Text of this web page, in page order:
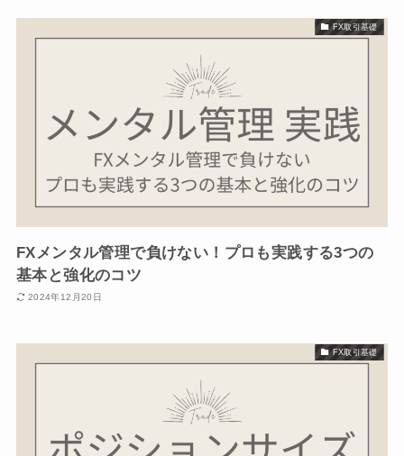
FX取引基礎
FXメンタル管理で負けない！プロも実践する3つの
基本と強化のコツ
2024年12月20日
FX取引基礎